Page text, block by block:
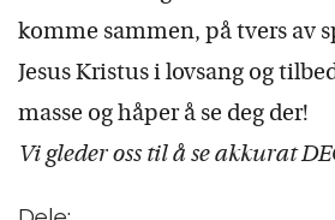
komme sammen, på tvers av
Jesus Kristus i lovsang og
masse og håper å se deg der!
Vi gleder oss til å se akkurat